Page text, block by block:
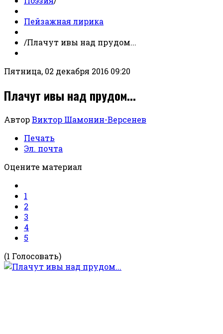
Пейзажная лирика
/Плачут ивы над прудом...
Пятница, 02 декабря 2016 09:20
Плачут ивы над прудом...
АвторВиктор Шамонин-Версенев
Печать
Эл. почта
Оцените материал
1
2
3
4
5
(1 Голосовать)